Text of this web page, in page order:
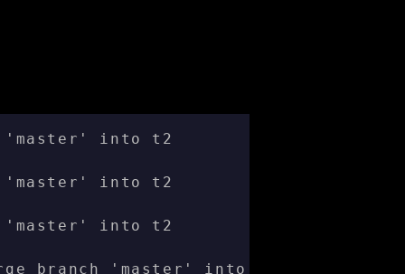
'master' into t2
'master' into t2
'master' into t2
branch 'master' into t2